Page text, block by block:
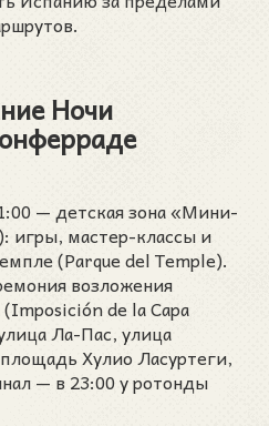
Ночи
— детская зона «Мини-
игры, мастер-классы и
(Parque del Temple).
возложения
de la Capa
Ла-Пас, улица
Хулио Ласуртеги,
— в 23:00 у ротонды